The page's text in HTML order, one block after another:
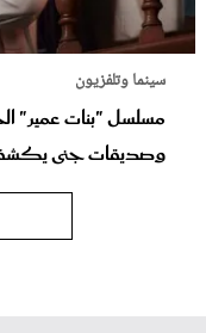
سينما وتلفزيون
وصديقات جنى